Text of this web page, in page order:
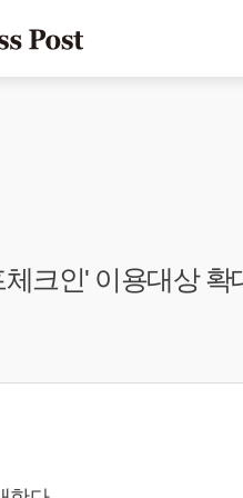
크인' 이용대상 확